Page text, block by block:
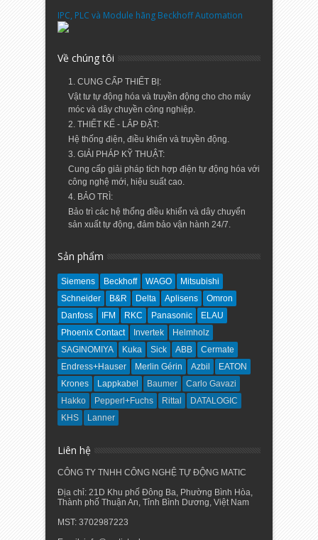
IPC, PLC và Module hãng Beckhoff Automation
Về chúng tôi
1. CUNG CẤP THIẾT BỊ:
Vật tư tự động hóa và truyền động cho cho máy
móc và dây chuyền công nghiệp.
2. THIẾT KẾ - LẮP ĐẶT:
Hệ thống điện, điều khiển và truyền động.
3. GIẢI PHÁP KỸ THUẬT:
Cung cấp giải pháp tích hợp điện tự động hóa với
công nghệ mới, hiệu suất cao.
4. BẢO TRÌ:
Bảo trì các hệ thống điều khiển và dây chuyển
sản xuất tự động, đảm bảo vận hành 24/7.
Sản phẩm
Siemens Beckhoff WAGO
Mitsubishi
Schneider
B&R Delta Aplisens
Omron
Danfoss
IFM RKC Panasonic
ELAU
Phoenix Contact
Invertek
Helmholz
SAGINOMIYA
Kuka Sick ABB
Cermate
Endress+Hauser
Merlin Gérin Azbil
EATON
Krones
Lappkabel Baumer
Carlo Gavazi
Hakko
Pepperl+Fuchs Rittal
DATALOGIC
KHS
Lanner
Liên hệ
CÔNG TY TNHH CÔNG NGHỆ TỰ ĐỘNG MATIC
Địa chỉ: 21D Khu phố Đông Ba, Phường Bình Hòa,
Thành phố Thuận An, Tỉnh Bình Dương, Việt Nam
MST: 3702987223